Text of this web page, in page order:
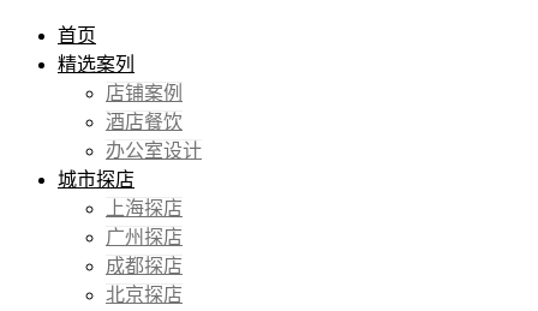
首页
精选案列
店铺案例
酒店餐饮
办公室设计
城市探店
上海探店
广州探店
成都探店
北京探店